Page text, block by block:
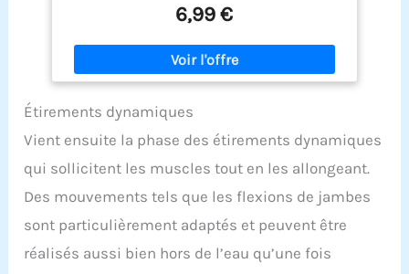
d'œdème, d'entorses ou de doigts en marteau, elle
peut vous aider à soulager l'inconfort et
l'inflammation responsables de la douleur, et à
favoriser la récupération de vos doigts en
stabilisant et en immobilisant les doigts blessés
fixateur de doigt est composé d'un tissu OK
et de bandes d'aluminium amovibles. Le tissu
doux et respirant prévient efficacement
l'accumulation d'humidité et offre un amorti. La
bande d'aluminium est facile à installer et à
retirer, offre un soutien fiable, fixe efficacement
les doigts, prévient la flexion des articulations,
favorise la guérison et soulage la douleur et
6,99 €
Étirements dynamiques
Vient ensuite la phase des étirements dynamiques
qui sollicitent les muscles tout en les allongeant.
Des mouvements tels que les flexions de jambes
sont particulièrement adaptés et peuvent être
réalisés aussi bien hors de l’eau qu’une fois